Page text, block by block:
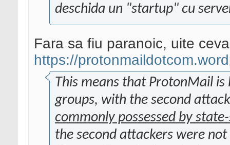
deschida un "startup" cu
Fara sa fiu paranoic, uite
https://
This means that ProtonMail
groups, with the second
commonly possessed by
the second attackers were